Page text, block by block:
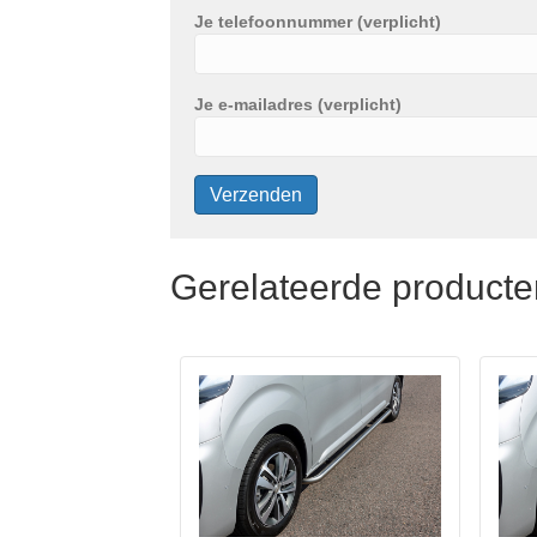
Je telefoonnummer (verplicht)
Je e-mailadres (verplicht)
Gerelateerde
Dit
product
heeft
meerdere
variaties.
Deze
optie
Dit
heeft
Deze
optie